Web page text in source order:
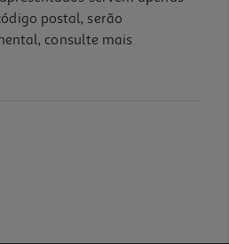
postal, serão
consulte mais